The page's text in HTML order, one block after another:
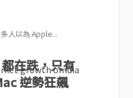
人以為 Apple...
在跌，只有
逆勢狂飆